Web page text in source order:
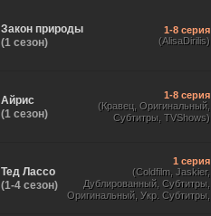
Закон природы
(1 сезон)
1-8 серия
(AlisaDirilis)
Айрис
(1 сезон)
1-8 серия
(Кравец, Оригинальный,
Субтитры, TVShows)
Тед Лассо
(1-4 сезон)
1 серия
(Coldfilm, Jaskier,
Дублированный, Субтитры,
Оригинальный, Укр. Субтитры,